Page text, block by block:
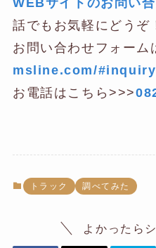
WEBサイトのお問い
話でもお気軽にどうぞ
お問い合わせフォーム
msline.com/#inquiry
お電話はこちら>>>
トラック 調べてみた
よかったら